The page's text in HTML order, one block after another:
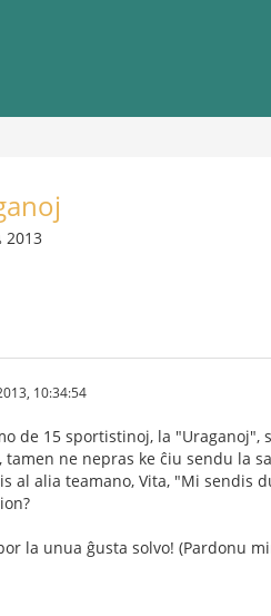
2013
10:34:54
de 15 sportistinoj, la
tamen ne nepras ke ĉiu sendu la
al alia teamano, Vita, "Mi sendis
la unua ĝusta solvo! (Pardonu